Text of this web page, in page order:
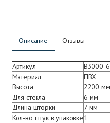
Описание Отзывы
Артикул
B3000-6
Материал
ПВХ
Высота
2200 мм
Для стекла
6 мм
Длина шторки
7 мм
Кол-во штук в упаковке1